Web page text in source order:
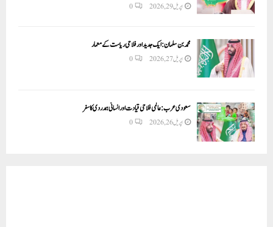
اپریل 29, 2026 0
محمد بن سلمان: ایک جدید اور فلاحی ریاست کے معمار
اپریل 27, 2026 0
سعودی عرب: عالمی فلاحی قیادت اور انسانی ہمدردی کا سفر
اپریل 26, 2026 0